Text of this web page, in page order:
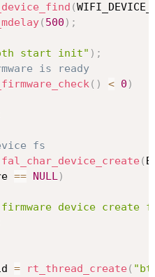
(
( 500 ) ;
start init" ) ;
is ready
( ) < 0 )
fs
fal_char_device_create (
== NULL)
device create
= rt_thread_create (